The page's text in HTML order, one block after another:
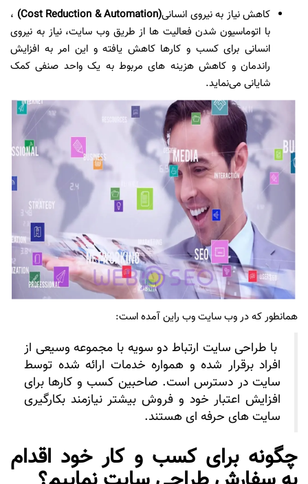
کاهش نیاز به نیروی انسانی(Cost Reduction & Automation)
،
با اتوماسیون شدن فعالیت ها از طریق وب سایت، نیاز به نیروی
انسانی برای کسب و کارها کاهش یافته و این امر به افزایش
راندمان و کاهش هزینه های مربوط به یک واحد صنفی کمک
شایانی می‌نماید.
همانطور که در وب سایت وب راین آمده است:
با طراحی سایت ارتباط دو سویه با مجموعه وسیعی از
افراد برقرار شده و همواره خدمات ارائه شده توسط
سایت در دسترس است. صاحبین کسب و کارها برای
افزایش اعتبار خود و فروش بیشتر نیازمند بکارگیری
سایت های حرفه ای هستند.
چگونه برای کسب و کار خود اقدام